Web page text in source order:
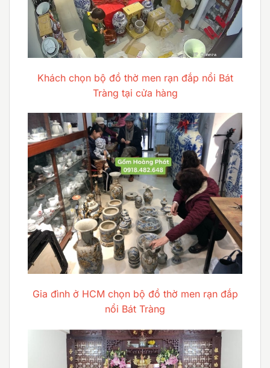
Khách chọn bộ đồ thờ men rạn đắp nổi Bát
Tràng tại cửa hàng
Gia đình ở HCM chọn bộ đồ thờ men rạn đắp
nổi Bát Tràng